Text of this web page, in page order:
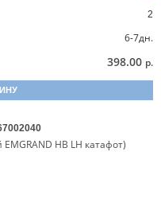
2
6-7дн.
398.00 р.
HB LH катафот)